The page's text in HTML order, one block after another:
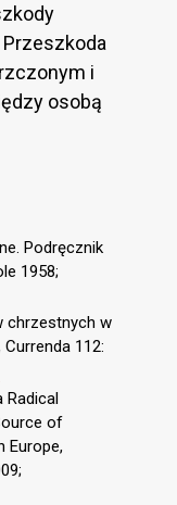
i
osobą
Podręcznik
1958;
chrzestnych w
112:
Radical
of
Europe,